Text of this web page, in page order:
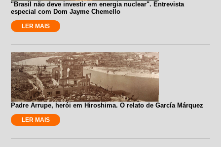
"Brasil não deve investir em energia nuclear". Entrevista
especial com Dom Jayme Chemello
LER MAIS
Padre Arrupe, herói em Hiroshima. O relato de García Márquez
LER MAIS